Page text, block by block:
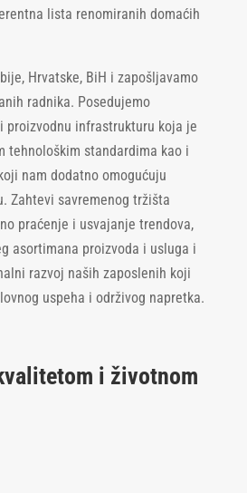
lista renomiranih domaćih
Hrvatske, BiH i zapošljavamo
radnika. Posedujemo
proizvodnu infrastrukturu koja je
tehnološkim standardima kao i
nam dodatno omogućuju
Zahtevi savremenog tržišta
praćenje i usvajanje trendova,
asortimana proizvoda i usluga i
razvoj naših zaposlenih koji
uspeha i održivog napretka.
i životnom